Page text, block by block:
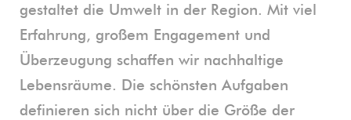
gestaltet die Umwelt in der Region. Mit viel
Erfahrung, großem Engagement und
Überzeugung schaffen wir nachhaltige
Lebensräume. Die schönsten Aufgaben
definieren sich nicht über die Größe der